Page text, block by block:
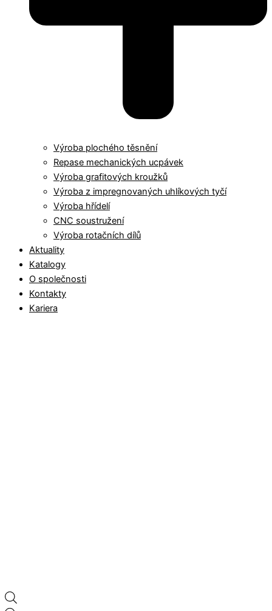
Výroba plochého těsnění
Repase mechanických ucpávek
Výroba grafitových kroužků
Výroba z impregnovaných uhlíkových tyčí
Výroba hřídelí
CNC soustružení
Výroba rotačních dílů
Aktuality
Katalogy
O společnosti
Kontakty
Kariera